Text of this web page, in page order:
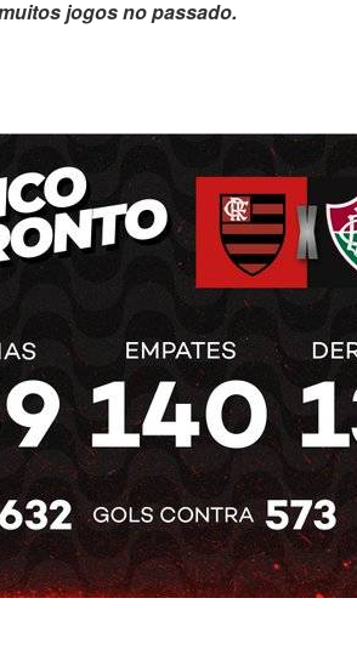
jogos no passado.